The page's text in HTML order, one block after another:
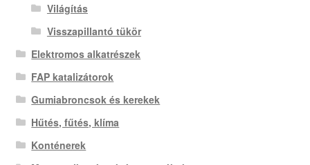
Világítás
Visszapillantó tükör
Elektromos alkatrészek
FAP katalizátorok
Gumiabroncsok és kerekek
Hűtés, fűtés, klíma
Konténerek